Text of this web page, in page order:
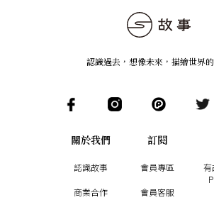
認識過去，想像未來 ， 描繪世界
關於我們
認識故事
商業合作
訂閱
會員專區
會員客服
有